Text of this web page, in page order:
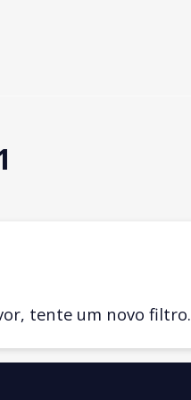
tente um novo filtro.